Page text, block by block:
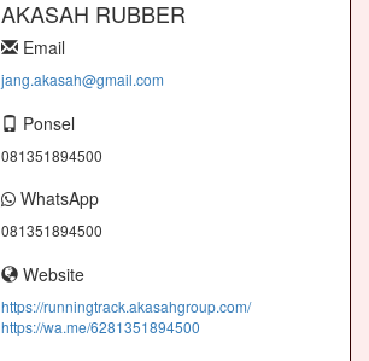
AKASAH RUBBER
Email
jang.akasah@gmail.com
Ponsel
081351894500
WhatsApp
081351894500
Website
https://runningtrack.akasahgroup.com/
https://wa.me/6281351894500